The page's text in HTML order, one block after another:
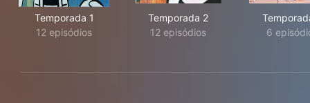
Temporada 1
12 episódios
Temporada 2
12 episódios
6